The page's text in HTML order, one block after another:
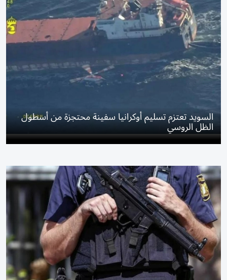
السويد تعتزم تسليم أوكرانيا سفينة محتجزة من أسطول
الظل الروسي